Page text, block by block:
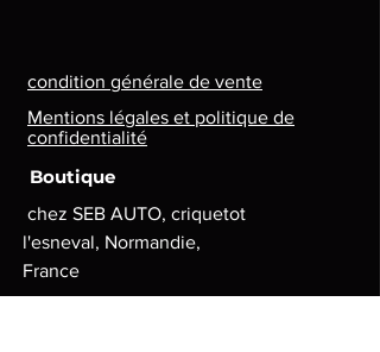
condition générale de vente
Mentions légales et politique de
confidentialité
Boutique
chez SEB AUTO, criquetot
l'esneval, Normandie,
France